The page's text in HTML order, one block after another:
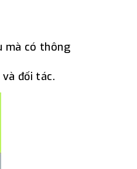
mà có thông
đối tác.